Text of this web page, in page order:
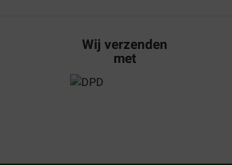
Wij verzenden
met